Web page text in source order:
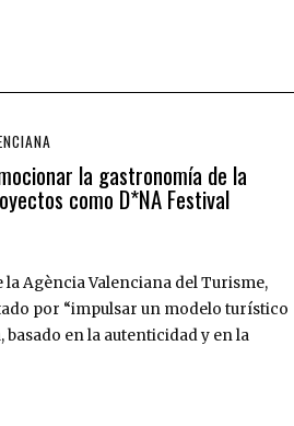
la gastronomía de la
como D*NA Festival
Agència Valenciana del Turisme,
por “impulsar un modelo turístico
en la autenticidad y en la